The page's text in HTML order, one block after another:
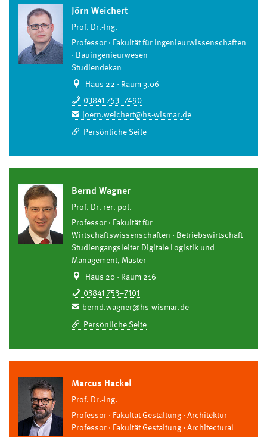
Jörn Weichert
Prof. Dr.-Ing.
Professor
Fakultät für Ingenieurwissenschaften
Bauingenieurwesen
Studiendekan
Haus 22 · Raum 3.06
03841 753–7490
joern.weichert@hs-wismar.de
Persönliche Seite
Bernd Wagner
Prof. Dr. rer. pol.
Professor
Fakultät für
Wirtschaftswissenschaften
Betriebswirtschaft
Studiengangsleiter Digitale Logistik und
Management, Master
Haus 20 · Raum 216
03841 753–7101
bernd.wagner@hs-wismar.de
Persönliche Seite
Marcus Hackel
Prof. Dr.-Ing.
Professor
Fakultät Gestaltung
Architektur
Professor
Fakultät Gestaltung
Architectural